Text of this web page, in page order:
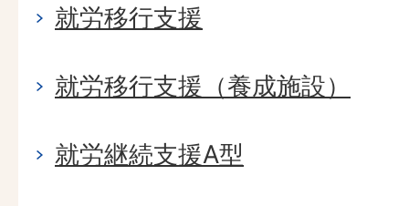
就労移行支援
就労移行支援（養成施設）
就労継続支援A型